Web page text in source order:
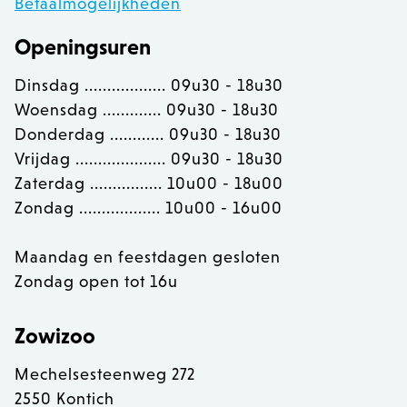
Betaalmogelijkheden
Openingsuren
Dinsdag .................. 09u30 - 18u30
Woensdag ............. 09u30 - 18u30
Donderdag ............ 09u30 - 18u30
Vrijdag .................... 09u30 - 18u30
Zaterdag ................ 10u00 - 18u00
Zondag .................. 10u00 - 16u00
Maandag en feestdagen gesloten
Zondag open tot 16u
Zowizoo
Mechelsesteenweg 272
2550 Kontich
OptanonConsent